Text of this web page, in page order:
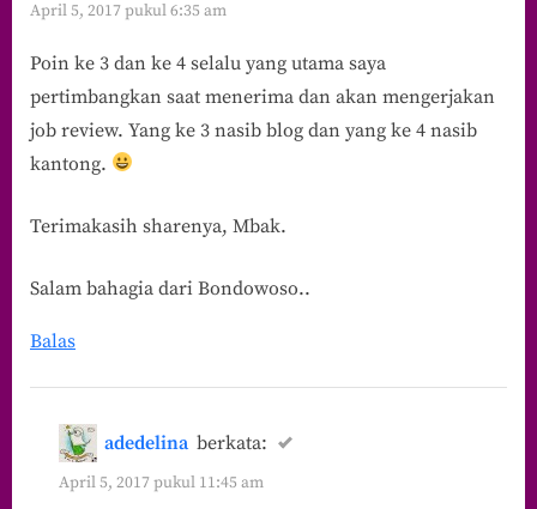
April 5, 2017 pukul 6:35 am
Poin ke 3 dan ke 4 selalu yang utama saya
pertimbangkan saat menerima dan akan mengerjakan
job review. Yang ke 3 nasib blog dan yang ke 4 nasib
kantong.
Terimakasih sharenya, Mbak.
Salam bahagia dari Bondowoso..
Balas
adedelina berkata:
April 5, 2017 pukul 11:45 am